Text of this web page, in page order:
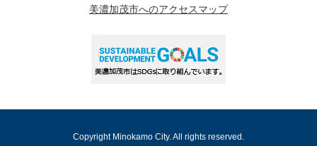
美濃加茂市へのアクセスマップ
Copyright Minokamo City. All rights reserved.